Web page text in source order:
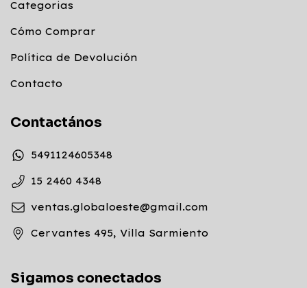
Categorias
Cómo Comprar
Política de Devolución
Contacto
Contactános
5491124605348
15 2460 4348
ventas.globaloeste@gmail.com
Cervantes 495, Villa Sarmiento
Sigamos conectados